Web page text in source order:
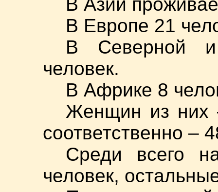
В Европе 21
В Северной
человек.
В Африке 8
Женщин из них
соответственно –
Среди всего
человек,